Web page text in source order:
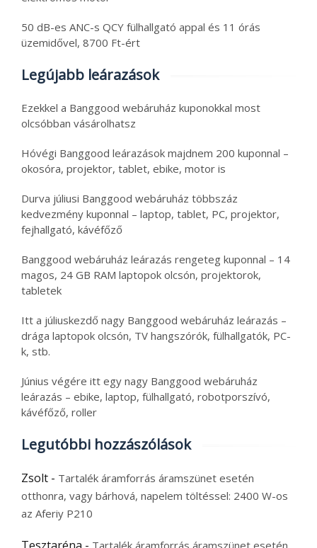
50 dB-es ANC-s QCY fülhallgató appal és 11 órás
üzemidővel, 8700 Ft-ért
Legújabb leárazások
Ezekkel a Banggood webáruház kuponokkal most
olcsóbban vásárolhatsz
Hóvégi Banggood leárazások majdnem 200 kuponnal –
okosóra, projektor, tablet, ebike, motor is
Durva júliusi Banggood webáruház többszáz
kedvezmény kuponnal – laptop, tablet, PC, projektor,
fejhallgató, kávéfőző
Banggood webáruház leárazás rengeteg kuponnal – 14
magos, 24 GB RAM laptopok olcsón, projektorok,
tabletek
Itt a júliuskezdő nagy Banggood webáruház leárazás –
drága laptopok olcsón, TV hangszórók, fülhallgatók, PC-
k, stb.
Június végére itt egy nagy Banggood webáruház
leárazás – ebike, laptop, fülhallgató, robotporszívó,
kávéfőző, roller
Legutóbbi hozzászólások
Zsolt - Tartalék áramforrás áramszünet esetén
otthonra, vagy bárhová, napelem töltéssel: 2400 W-os
az Aferiy P210
Tesztaréna - Tartalék áramforrás áramszünet esetén